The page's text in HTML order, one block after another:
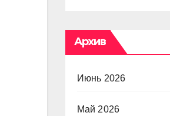
Архив
Июнь 2026
Май 2026